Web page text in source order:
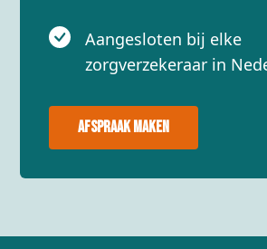
Aangesloten bij elke
zorgverzekeraar in
Afspraak maken